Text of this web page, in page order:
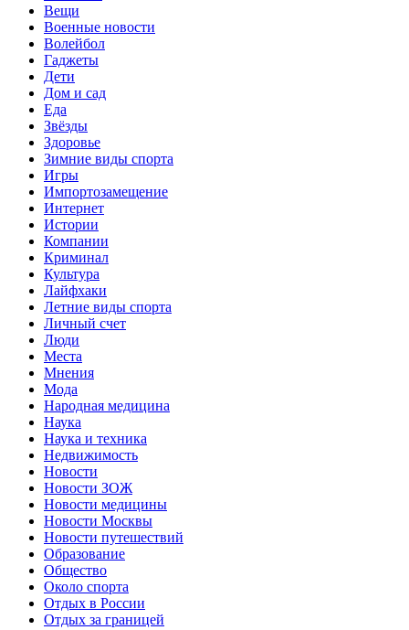
Вещи
Военные новости
Волейбол
Гаджеты
Дети
Дом и сад
Еда
Звёзды
Здоровье
Зимние виды спорта
Игры
Импортозамещение
Интернет
Истории
Компании
Криминал
Культура
Лайфхаки
Летние виды спорта
Личный счет
Люди
Места
Мнения
Мода
Народная медицина
Наука
Наука и техника
Недвижимость
Новости
Новости ЗОЖ
Новости медицины
Новости Москвы
Новости путешествий
Образование
Общество
Около спорта
Отдых в России
Отдых за границей